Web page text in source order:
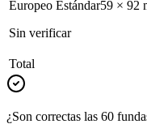
Europeo Estándar59 × 92
Sin verificar
Total
¿Son correctas las 60